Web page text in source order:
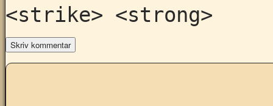
<strike> <strong>